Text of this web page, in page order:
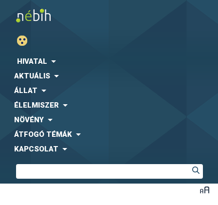
HIVATAL
AKTUÁLIS
ÁLLAT
ÉLELMISZER
NÖVÉNY
ÁTFOGÓ TÉMÁK
KAPCSOLAT